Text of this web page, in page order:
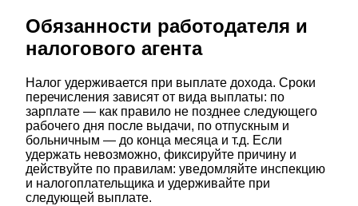
Обязанности работодателя и
налогового агента
Налог удерживается при выплате дохода. Сроки
перечисления зависят от вида выплаты: по
зарплате — как правило не позднее следующего
рабочего дня после выдачи, по отпускным и
больничным — до конца месяца и т.д. Если
удержать невозможно, фиксируйте причину и
действуйте по правилам: уведомляйте инспекцию
и налогоплательщика и удерживайте при
следующей выплате.